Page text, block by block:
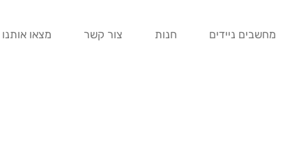
מחשבים ניידים חנות צור קשר מצאו אותנו